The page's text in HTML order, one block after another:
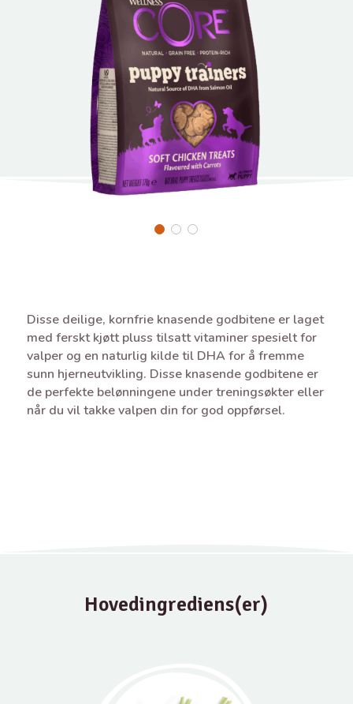
Disse deilige, kornfrie knasende godbitene er laget
med ferskt kjøtt pluss tilsatt vitaminer spesielt for
valper og en naturlig kilde til DHA for å fremme
sunn hjerneutvikling. Disse knasende godbitene er
de perfekte belønningene under treningsøkter eller
når du vil takke valpen din for god oppførsel.
Hovedingrediens(er)